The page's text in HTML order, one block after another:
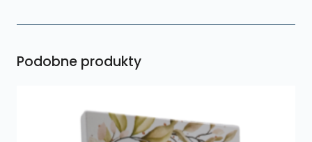
Podobne produkty